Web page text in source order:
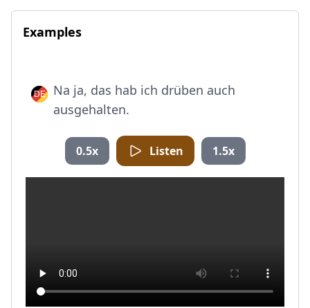
Examples
Na ja, das hab ich drüben auch
ausgehalten.
0.5x Listen 1.5x